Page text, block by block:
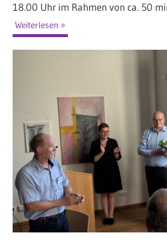
18.00 Uhr im Rahmen von ca. 50
Weiterlesen